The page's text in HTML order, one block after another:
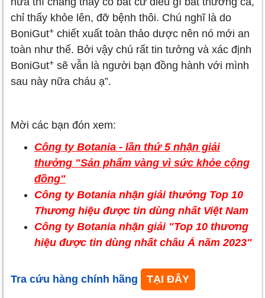
chỉ thấy khỏe lên, đỡ bệnh thôi. Chú nghĩ là do
BoniGut+ chiết xuất toàn thảo dược nên nó mới an
toàn như thế. Bởi vậy chú rất tin tưởng và xác định
BoniGut+ sẽ vẫn là người bạn đồng hành với mình
sau này nữa cháu ạ”.
Mời các bạn đón xem:
Công ty Botania - lần thứ 5 nhận giải
thưởng "Sản phẩm vàng vì sức khỏe cộng
đồng"
Công ty Botania nhận giải thưởng Top 10
Thương hiệu được tin dùng nhất Việt Nam
Công ty Botania nhận giải "Top 10 thương
hiệu được tin dùng nhất châu Á năm 2023"
Tra cứu hàng chính hãng TẠI ĐÂY